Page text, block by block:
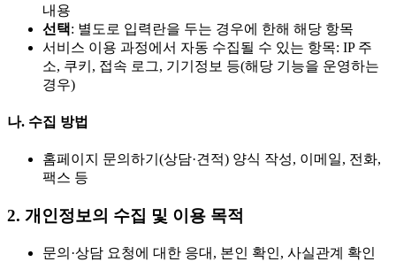
내용
선택: 별도로 입력란을 두는 경우에 한해 해당 항목
서비스 이용 과정에서 자동 수집될 수 있는 항목: IP 주
소, 쿠키, 접속 로그, 기기정보 등(해당 기능을 운영하는
경우)
나. 수집 방법
홈페이지 문의하기(상담·견적) 양식 작성, 이메일, 전화,
팩스 등
2. 개인정보의 수집 및 이용 목적
문의·상담 요청에 대한 응대, 본인 확인, 사실관계 확인